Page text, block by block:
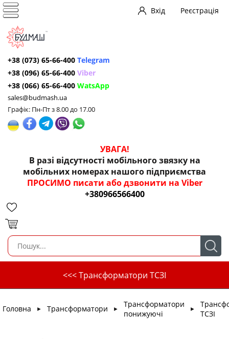
Вхід Реєстрація
+38 (073) 65-66-400 Telegram
+38 (096) 65-66-400 Viber
+38 (066) 65-66-400 WatsApp
sales@budmash.ua
Графік: Пн-Пт з 8.00 до 17.00
УВАГА!
В разі відсутності мобільного звязку на
мобільних номерах нашого підприємства
ПРОСИМО писати або дзвонити на Viber
+380966566400
<<< Трансформатори ТСЗІ
Головна ► Трансформатори ►
Трансформатори
понижуючі
►
ТСЗІ